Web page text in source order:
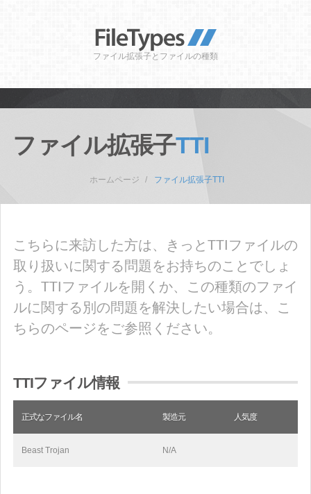
ファイル拡張子とファイルの種類
ファイル拡張子TTI
ホームページ ファイル拡張子TTI
こちらに来訪した方は、きっとTTIファイルの
取り扱いに関する問題をお持ちのことでしょ
う。TTIファイルを開くか、この種類のファイ
ルに関する別の問題を解決したい場合は、こ
ちらのページをご参照ください。
TTIファイル情報
正式なファイル名 製造元 人気度
Beast Trojan N/A